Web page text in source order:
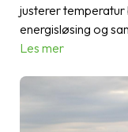
justerer
energisløsing og
Les mer